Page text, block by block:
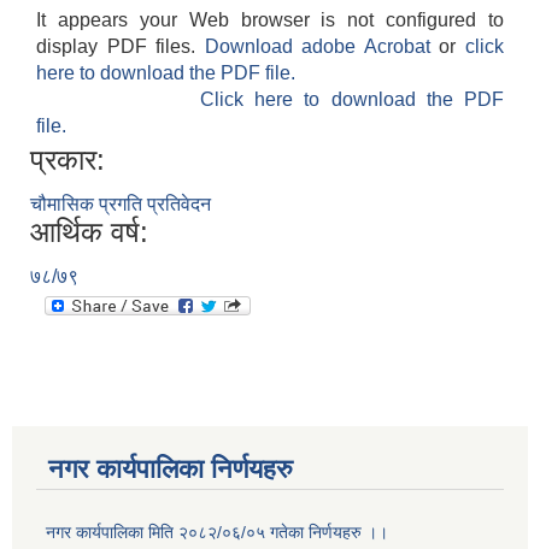
It appears your Web browser is not configured to
display PDF files.
Download adobe Acrobatorclick
here to download the PDF file.
Click here to download the PDF
file.
प्रकार:
चौमासिक प्रगति प्रतिवेदन
आर्थिक वर्ष:
७८/७९
नगर कार्यपालिका निर्णयहरु
नगर कार्यपालिका मिति २०८२/०६/०५ गतेका निर्णयहरु ।।